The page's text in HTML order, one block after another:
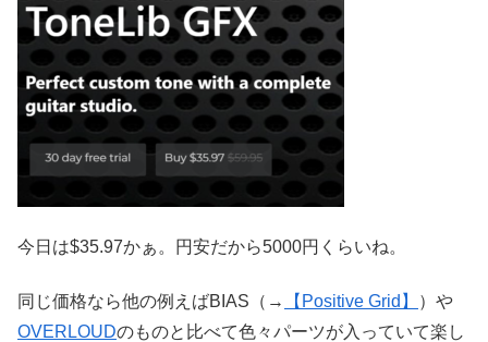
今日は$35.97かぁ。円安だから5000円くらいね。
同じ価格なら他の例えばBIAS（→ 【Positive Grid】
）や
OVERLOUDのものと比べて色々パーツが入っていて楽し